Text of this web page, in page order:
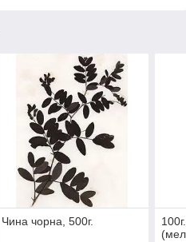
Чина чорна, 500г.